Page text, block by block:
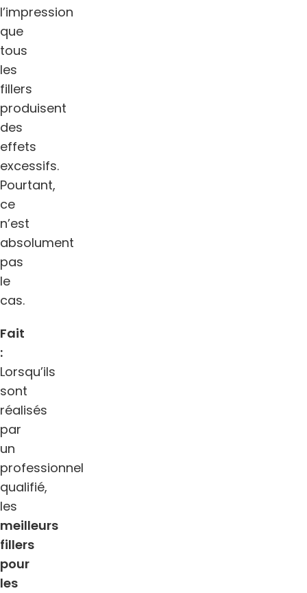
l’impression
que
tous
les
fillers
produisent
des
effets
excessifs.
Pourtant,
ce
n’est
absolument
pas
le
cas.
Fait
:
Lorsqu’ils
sont
réalisés
par
un
professionnel
qualifié,
les
meilleurs
fillers
pour
les